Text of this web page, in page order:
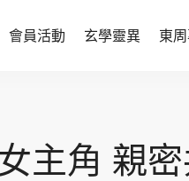
會員活動 玄學靈異 東
親子天地
主角 親